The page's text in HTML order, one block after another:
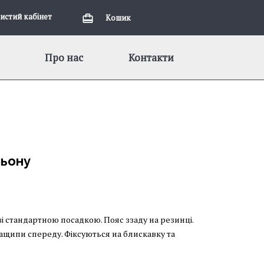
кабiнет Кошик
Про нас Контакти
стандартною посадкою. Пояс ззаду на резинці.
спереду. Фіксуються на блискавку та